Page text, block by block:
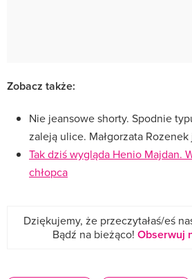
Zobacz także:
Nie jeansowe shorty. Spodnie
zaleją ulice. Małgorzata
Tak dziś wygląda Henio Majdan.
chłopca
Dziękujemy, że przeczytałaś/eś
Bądź na bieżąco! Obserwuj